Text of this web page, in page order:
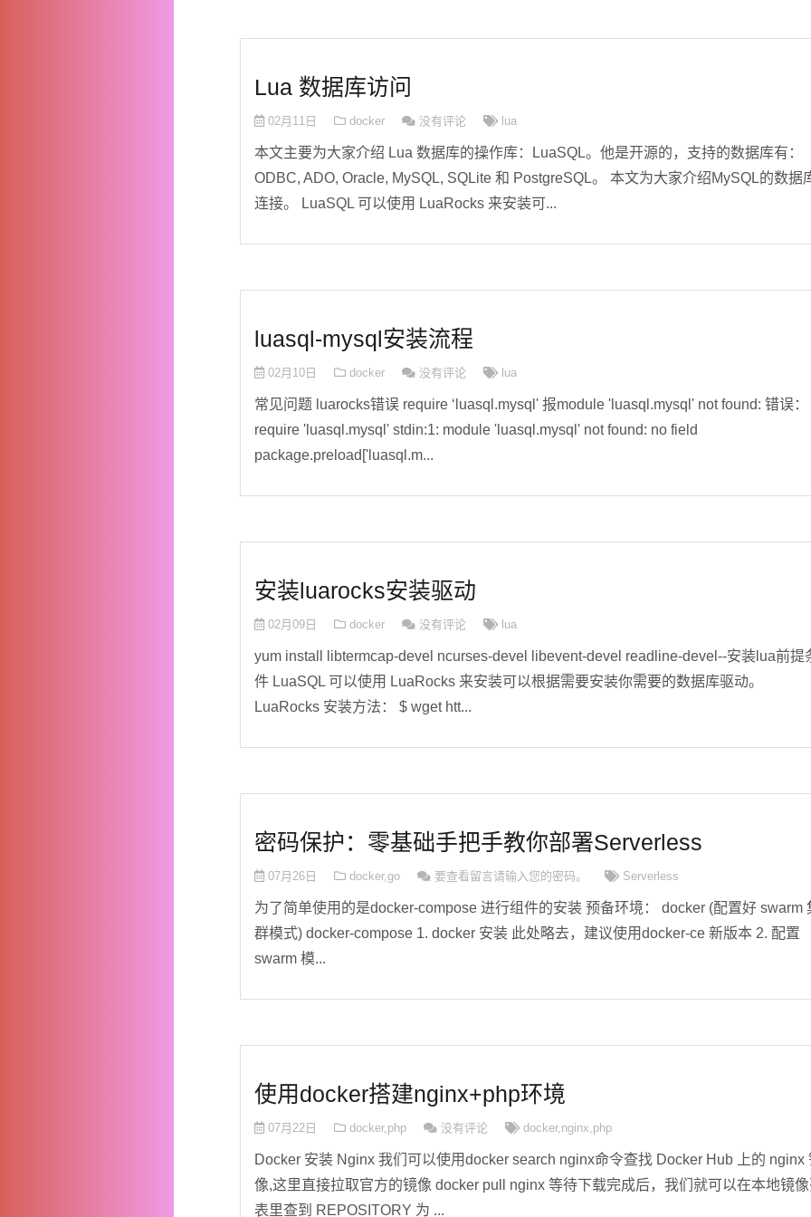
Lua 数据库访问
02月11日 docker 没有评论 lua
本文主要为大家介绍 Lua 数据库的操作库：LuaSQL。他是开源的，支持的数据库有：
ODBC, ADO, Oracle, MySQL, SQLite 和 PostgreSQL。 本文为大家介绍MySQL的数据
连接。 LuaSQL 可以使用 LuaRocks 来安装可...
luasql-mysql安装流程
02月10日 docker 没有评论 lua
常见问题 luarocks错误 require ‘luasql.mysql' 报module 'luasql.mysql' not found: 错误：
require 'luasql.mysql' stdin:1: module 'luasql.mysql' not found: no field
package.preload['luasql.m...
安装luarocks安装驱动
02月09日 docker 没有评论 lua
yum install libtermcap-devel ncurses-devel libevent-devel readline-devel--安装lua前提
件 LuaSQL 可以使用 LuaRocks 来安装可以根据需要安装你需要的数据库驱动。
LuaRocks 安装方法： $ wget htt...
密码保护：零基础手把手教你部署Serverless
07月26日 docker,go 要查看留言请输入您的密码。 Serverless
为了简单使用的是docker-compose 进行组件的安装 预备环境： docker (配置好 swarm
群模式) docker-compose 1. docker 安装 此处略去，建议使用docker-ce 新版本 2. 配置
swarm 模...
使用docker搭建nginx+php环境
07月22日 docker,php 没有评论 docker,nginx,php
Docker 安装 Nginx 我们可以使用docker search nginx命令查找 Docker Hub 上的 nginx
像,这里直接拉取官方的镜像 docker pull nginx 等待下载完成后，我们就可以在本地镜
表里查到 REPOSITORY 为 ...